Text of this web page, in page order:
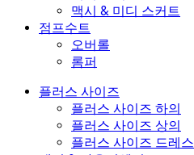
맥시 & 미디 스커트
점프수트
오버롤
롬퍼
플러스 사이즈
플러스 사이즈 하의
플러스 사이즈 상의
플러스 사이즈 드레스